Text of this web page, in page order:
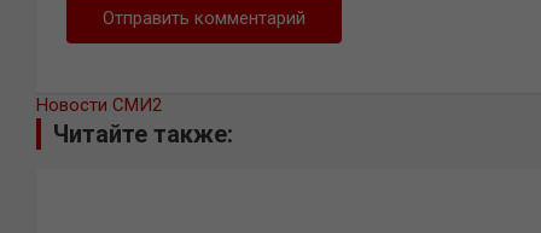
Новости СМИ2
Читайте также: